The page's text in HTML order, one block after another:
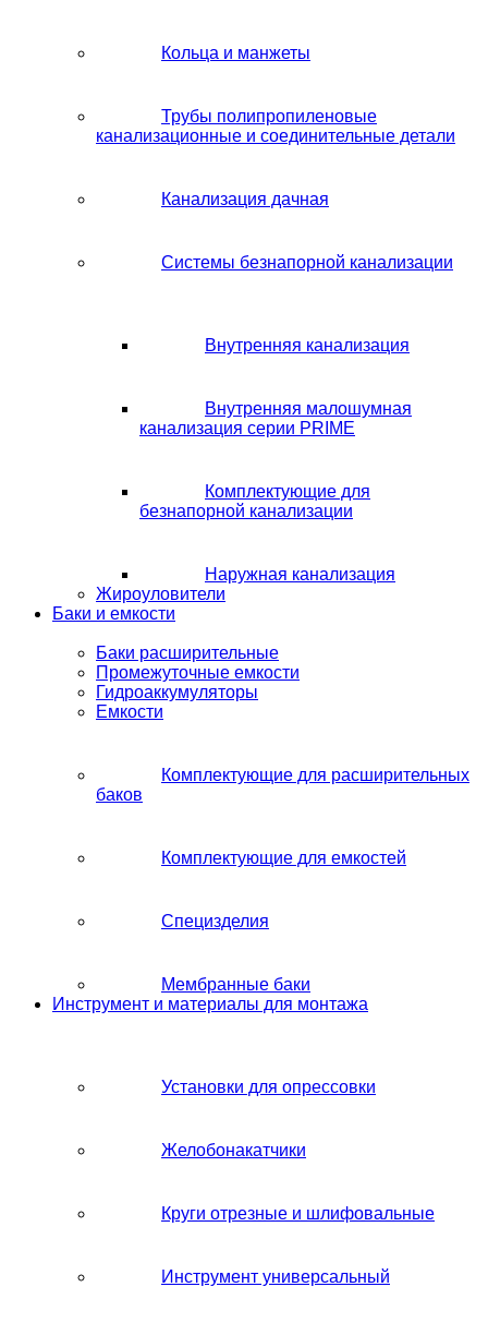
Кольца и манжеты
Трубы полипропиленовые
канализационные и соединительные детали
Канализация дачная
Системы безнапорной канализации
Внутренняя канализация
Внутренняя малошумная
канализация серии PRIME
Комплектующие для
безнапорной канализации
Наружная канализация
Жироуловители
Баки и емкости
Баки расширительные
Промежуточные емкости
Гидроаккумуляторы
Емкости
Комплектующие для расширительных
баков
Комплектующие для емкостей
Специзделия
Мембранные баки
Инструмент и материалы для монтажа
Установки для опрессовки
Желобонакатчики
Круги отрезные и шлифовальные
Инструмент универсальный